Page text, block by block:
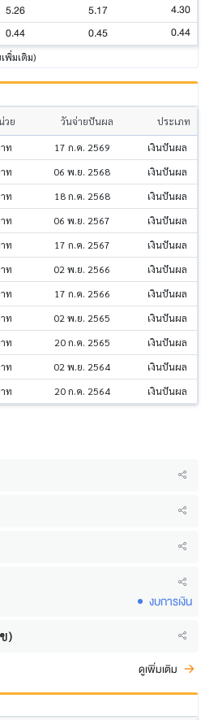
5.26 5.17 4.30
0.44 0.45 0.44
พิ่มเติม)
วย วันจ่ายปันผล
ประเภท
ท 17 ก.ค. 2569
เงินปันผล
ท 06 พ.ย. 2568
เงินปันผล
ท 18 ก.ค. 2568
เงินปันผล
ท 06 พ.ย. 2567
เงินปันผล
ท 17 ก.ค. 2567
เงินปันผล
ท 02 พ.ย. 2566
เงินปันผล
ท 17 ก.ค. 2566
เงินปันผล
ท 02 พ.ย. 2565
เงินปันผล
ท 20 ก.ค. 2565
เงินปันผล
ท 02 พ.ย. 2564
เงินปันผล
ท 20 ก.ค. 2564 เงินปันผล
งบการเงิน
)
ดูเพิ่มเติม